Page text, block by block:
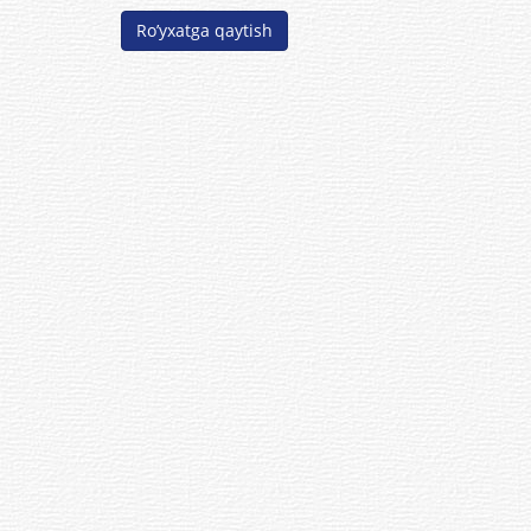
Ro’yxatga qaytish